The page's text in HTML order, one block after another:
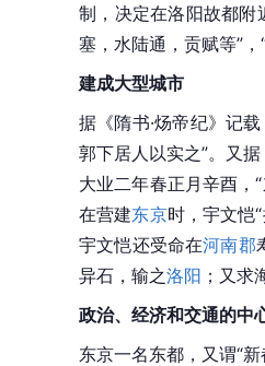
制，决定在洛阳故都附
塞，水陆通，贡赋等”
建成大型城市
据《隋书·炀帝纪》记
郭下居人以实之”。又
大业二年春正月辛酉
在营建东京时，宇文恺
宇文恺还受命在河南郡
异石，输之洛阳 ；又求
政治、经济和交通的中
东京一名东都，又谓“